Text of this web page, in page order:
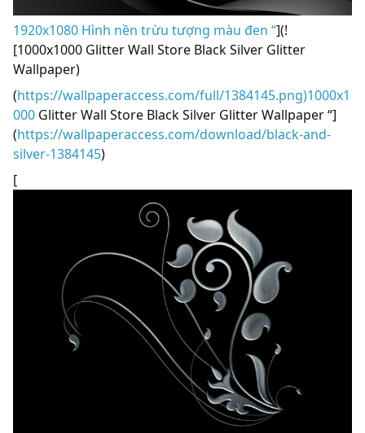
1920x1080 Hình nền trừu tượng màu đen “](!
[1000x1000 Glitter Wall Store Black Silver Glitter
Wallpaper)
(https://wallpaperaccess.com/full/1384145.png)1000x1
000 Glitter Wall Store Black Silver Glitter Wallpaper “]
(https://wallpaperaccess.com/download/black-and-
silver-1384145)
[